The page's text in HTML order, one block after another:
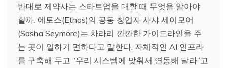
반대로 제약사는 스타트업을 대할 때 무엇을 알아야
할까. 에토스(Ethos)의 공동 창업자 사샤 세이모어
(Sasha Seymore)는 차라리 깐깐한 가이드라인을 주
는 곳이 일하기 편하다고 말한다. 자체적인 AI 인프라
를 구축해 두고 “우리 시스템에 맞춰서 연동해 달라”고